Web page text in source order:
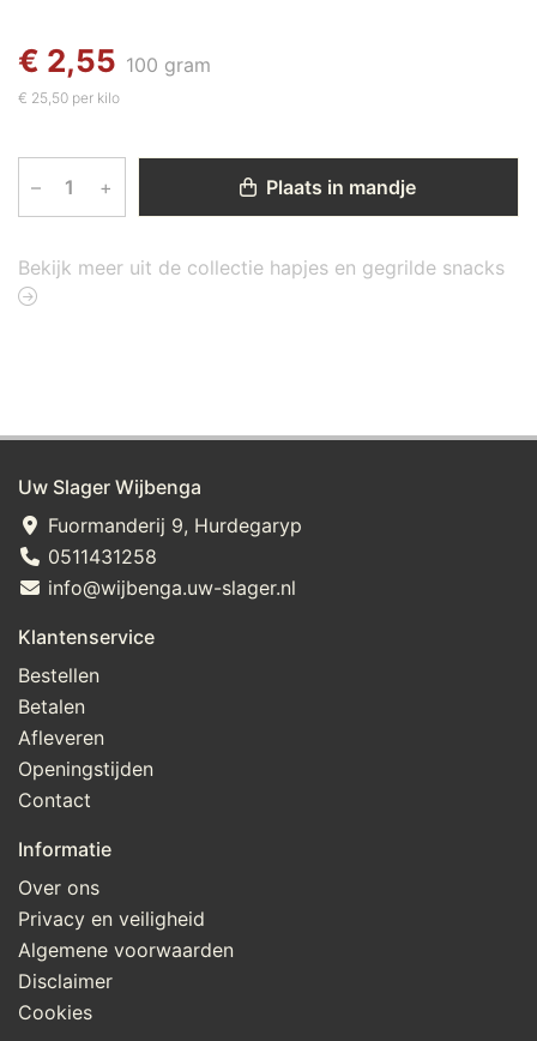
€ 2,55 100 gram
€ 25,50 per kilo
– + Plaats in mandje
Bekijk meer uit de collectie hapjes en gegrilde snacks
Uw Slager Wijbenga
Fuormanderij 9, Hurdegaryp
0511431258
info@wijbenga.uw-slager.nl
Klantenservice
Bestellen
Betalen
Afleveren
Openingstijden
Contact
Informatie
Over ons
Privacy en veiligheid
Algemene voorwaarden
Disclaimer
Cookies